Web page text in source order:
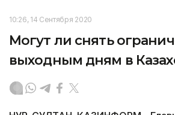
10:26, 14 Сентября 2020
Могут ли снять
выходным дням в